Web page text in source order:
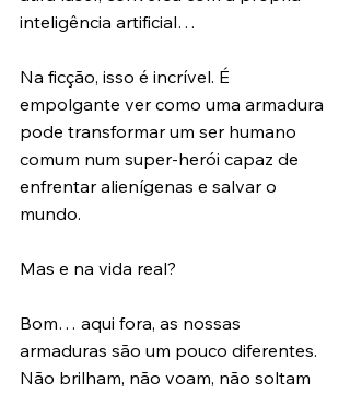
inteligência artificial…
Na ficção, isso é incrível. É
empolgante ver como uma armadura
pode transformar um ser humano
comum num super-herói capaz de
enfrentar alienígenas e salvar o
mundo.
Mas e na vida real?
Bom… aqui fora, as nossas
armaduras são um pouco diferentes.
Não brilham, não voam, não soltam